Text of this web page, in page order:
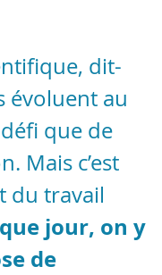
dit-
évoluent au
que de
Mais c’est
du travail
jour, on y
de